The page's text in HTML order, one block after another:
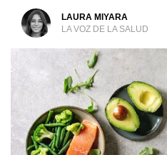
LAURA MIYARA
LA VOZ DE LA SALUD